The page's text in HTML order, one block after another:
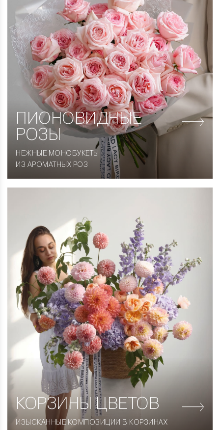
ПИОНОВИДНЫЕ
РОЗЫ
НЕЖНЫЕ МОНОБУКЕТЫ
ИЗ АРОМАТНЫХ РОЗ
КОРЗИНЫ ЦВЕТОВ
ИЗЫСКАННЫЕ КОМПОЗИЦИИ В КОРЗИНАХ